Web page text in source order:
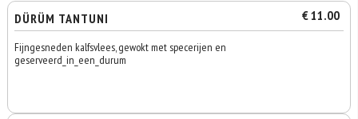
DÜRÜM TANTUNI € 11.00
Fijngesneden kalfsvlees, gewokt met specerijen en
geserveerd_in_een_durum